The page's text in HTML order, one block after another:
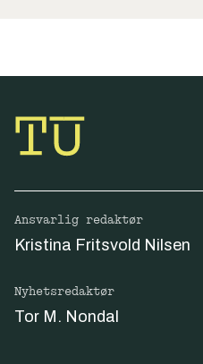
Ansvarlig redaktør
Kristina Fritsvold Nilsen
Nyhetsredaktør
Tor M. Nondal